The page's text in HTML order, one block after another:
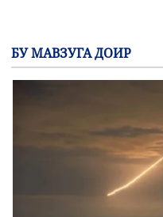
БУ МАВЗУГА ДОИР